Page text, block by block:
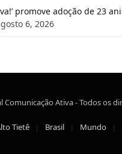
promove adoção de 23
6, 2026
Comunicação Ativa - Todos os
Tietê Brasil Mundo